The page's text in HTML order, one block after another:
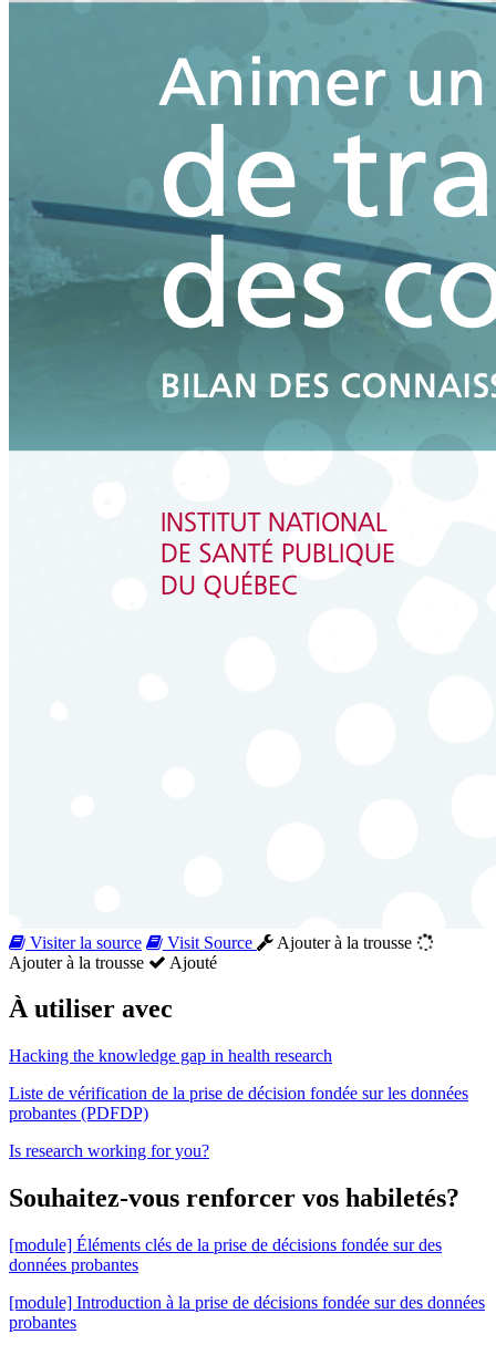
Visiter la source Visit Source
Ajouter à la trousse
Ajouter à la trousse
Ajouté
À utiliser avec
Hacking the knowledge gap in health research
Liste de vérification de la prise de décision fondée sur les données
probantes (PDFDP)
Is research working for you?
Souhaitez-vous renforcer vos habiletés?
[module] Éléments clés de la prise de décisions fondée sur des
données probantes
[module] Introduction à la prise de décisions fondée sur des données
probantes